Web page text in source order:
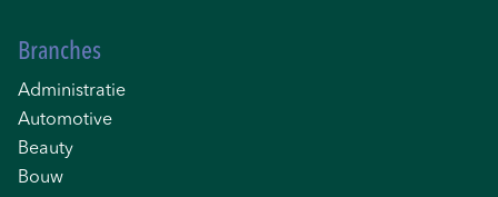
Branches
Administratie
Automotive
Beauty
Bouw